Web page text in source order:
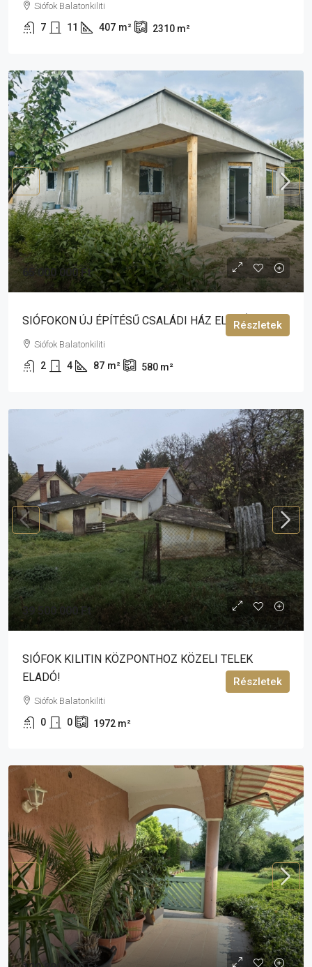
Siófok Balatonkiliti
7 11 407 m² 2310 m²
65 000 000 Ft
SIÓFOKON ÚJ ÉPÍTÉSŰ CSALÁDI HÁZ ELADÓ!
Siófok Balatonkiliti
2 4 87 m² 580 m²
Részletek
39 500 000 Ft
SIÓFOK KILITIN KÖZPONTHOZ KÖZELI TELEK
ELADÓ!
Siófok Balatonkiliti
0 0 1972 m²
Részletek